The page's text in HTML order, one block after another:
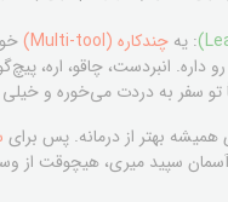
: یه چندکاره (Multi-tool)
داره. انبردست، چاقو، اره،
تو سفر به دردت می‌خوره و
همیشه بهتر از درمانه. پس برای
سپید میری، هیچوقت از